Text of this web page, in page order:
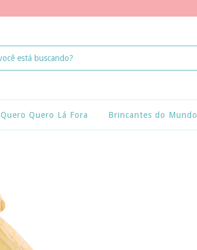
Quero Quero Lá Fora Brincantes do Mundo